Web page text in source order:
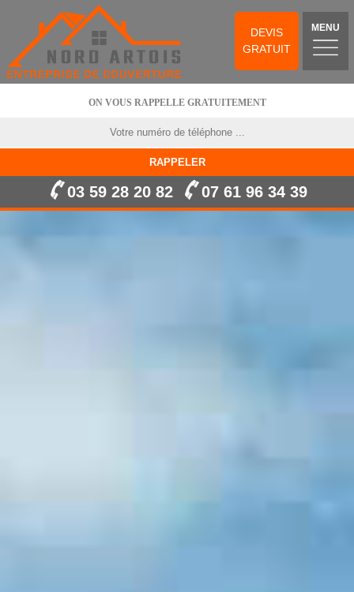
DEVIS
GRATUIT
MENU
ON VOUS RAPPELLE GRATUITEMENT
03 59 28 20 82 07 61 96 34 39